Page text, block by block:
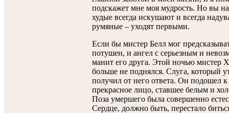
подскажет мне моя мудрость. Но вы
худые всегда искушают и всегда
румяные – уходят первыми.
Если бы мистер Белл мог
потушен, и ангел с серьезным и
манит его друга. Этой ночью мистер
больше не поднялся. Слуга, который
получил от него ответа. Он подошел
прекрасное лицо, ставшее белым и
Поза умершего была совершенно
Сердце, должно быть, перестало